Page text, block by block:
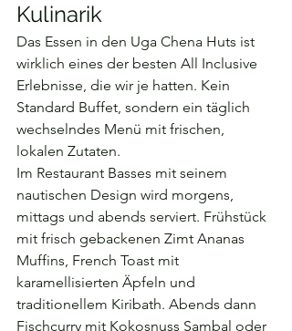
Kulinarik
Das Essen in den Uga Chena Huts ist
wirklich eines der besten All Inclusive
Erlebnisse, die wir je hatten. Kein
Standard Buffet, sondern ein täglich
wechselndes Menü mit frischen,
lokalen Zutaten.
Im Restaurant Basses mit seinem
nautischen Design wird morgens,
mittags und abends serviert. Frühstück
mit frisch gebackenen Zimt Ananas
Muffins, French Toast mit
karamellisierten Äpfeln und
traditionellem Kiribath. Abends dann
Fischcurry mit Kokosnuss Sambal oder